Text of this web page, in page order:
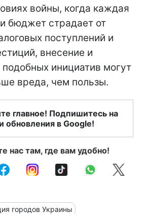
войны, когда каждая
бюджет страдает от
поступлений и
внесение и
инициатив могут
вреда, чем пользы.
главное! Подпишитесь на
обновления в Google!
нас там, где вам удобно!
городов Украины